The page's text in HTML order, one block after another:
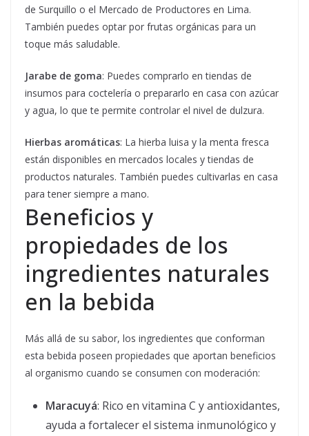
de Surquillo o el Mercado de Productores en Lima.
También puedes optar por frutas orgánicas para un
toque más saludable.
Jarabe de goma: Puedes comprarlo en tiendas de
insumos para coctelería o prepararlo en casa con azúcar
y agua, lo que te permite controlar el nivel de dulzura.
Hierbas aromáticas: La hierba luisa y la menta fresca
están disponibles en mercados locales y tiendas de
productos naturales. También puedes cultivarlas en casa
para tener siempre a mano.
Beneficios y
propiedades de los
ingredientes naturales
en la bebida
Más allá de su sabor, los ingredientes que conforman
esta bebida poseen propiedades que aportan beneficios
al organismo cuando se consumen con moderación:
Maracuyá: Rico en vitamina C y antioxidantes,
ayuda a fortalecer el sistema inmunológico y